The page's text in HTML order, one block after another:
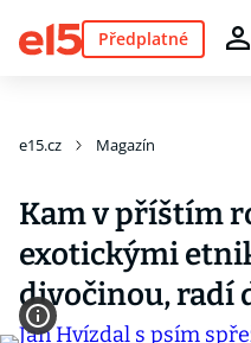
Předplatné
e15.cz Magazín
Kam v příštím
exotickými
divočinou, radí